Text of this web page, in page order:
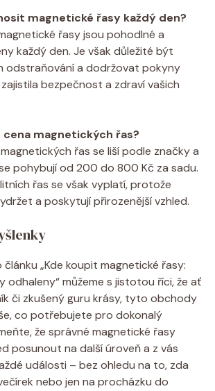
magnetické řasy každý den?
řasy jsou pohodlné a
každý den. Je však důležité být
odstraňování a dodržovat pokyny
bezpečnost a zdraví vašich
cena magnetických řas?
řas se liší podle značky a
pohybují od 200 do 800 Kč za sadu.
řas se však vyplatí, protože
a poskytují přirozenější vzhled.
článku „Kde koupit magnetické řasy:
odhaleny“ můžeme s jistotou říci, že ať
či zkušený guru krásy, tyto obchody
co potřebujete pro dokonalý
že správné magnetické řasy
posunout na další úroveň a z vás
události – bez ohledu na to, zda
nebo jen na procházku do